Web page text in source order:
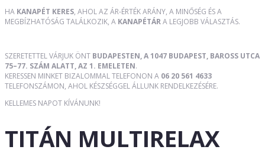
HA KANAPÉT KERES, AHOL AZ ÁR-ÉRTÉK ARÁNY, A MINŐSÉG ÉS A
MEGBÍZHATÓSÁG TALÁLKOZIK, A KANAPÉTÁRA LEGJOBB VÁLASZTÁS.
SZERETETTEL VÁRJUK ÖNT BUDAPESTEN, A 1047 BUDAPEST, BAROSS UTCA
75–77. SZÁM ALATT, AZ 1. EMELETEN.
KERESSEN MINKET BIZALOMMAL TELEFONON A 06 20 561 4633
TELEFONSZÁMON, AHOL KÉSZSÉGGEL ÁLLUNK RENDELKEZÉSÉRE.
KELLEMES NAPOT KÍVÁNUNK!
TITÁN MULTIRELAX